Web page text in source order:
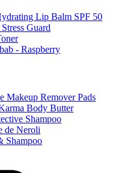
Lip Balm SPF 50
Guard
- Raspberry
Makeup Remover Pads
Body Butter
Shampoo
de Neroli
Shampoo